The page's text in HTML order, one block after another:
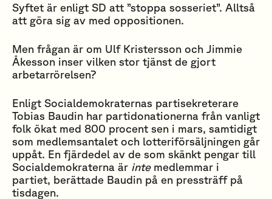
Syftet är enligt SD att ”stoppa sosseriet”. Alltså
att göra sig av med oppositionen.
Men frågan är om Ulf Kristersson och Jimmie
Åkesson inser vilken stor tjänst de gjort
arbetarrörelsen?
Enligt Socialdemokraternas partisekreterare
Tobias Baudin har partidonationerna från vanligt
folk ökat med 800 procent sen i mars, samtidigt
som medlemsantalet och lotteriförsäljningen går
uppåt. En fjärdedel av de som skänkt pengar till
Socialdemokraterna är inte medlemmar i
partiet, berättade Baudin på en pressträff på
tisdagen.